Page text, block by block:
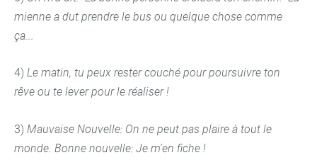
mienne a dut prendre le bus ou quelque chose comme
ça...
4) Le matin, tu peux rester couché pour poursuivre ton
rêve ou te lever pour le réaliser !
3) Mauvaise Nouvelle: On ne peut pas plaire à tout le
monde. Bonne nouvelle: Je m'en fiche !